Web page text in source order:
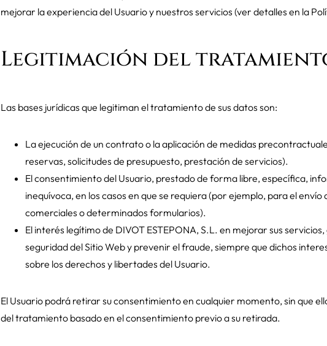
mejorar la experiencia del Usuario y nuestros servicios (ver detalles en la
Legitimación del
Las bases jurídicas que legitiman el tratamiento de sus datos son:
La ejecución de un contrato o la aplicación de medidas
reservas, solicitudes de presupuesto, prestación de servicios).
El consentimiento del Usuario, prestado de forma libre, específica,
inequívoca, en los casos en que se requiera (por ejemplo, para el envío
comerciales o determinados formularios).
El interés legítimo de DIVOT ESTEPONA, S.L. en mejorar sus
seguridad del Sitio Web y prevenir el fraude, siempre que dichos
sobre los derechos y libertades del Usuario.
El Usuario podrá retirar su consentimiento en cualquier momento, sin que
del tratamiento basado en el consentimiento previo a su retirada.